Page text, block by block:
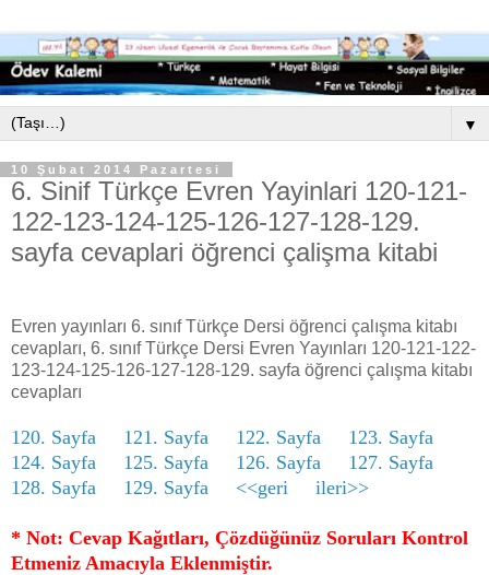
▼
10 Şubat 2014 Pazartesi
6. Sinif Türkçe Evren Yayinlari 120-121-
122-123-124-125-126-127-128-129.
sayfa cevaplari öğrenci çalişma kitabi
Evren yayınları 6. sınıf Türkçe Dersi öğrenci çalışma kitabı
cevapları, 6. sınıf Türkçe Dersi Evren Yayınları 120-121-122-
123-124-125-126-127-128-129. sayfa öğrenci çalışma kitabı
cevapları
120. Sayfa 121. Sayfa 122. Sayfa
123. Sayfa
124. Sayfa
125. Sayfa 126. Sayfa
127. Sayfa
128. Sayfa
129. Sayfa <<geri ileri>>
* Not: Cevap Kağıtları, Çözdüğünüz Soruları Kontrol
Etmeniz Amacıyla Eklenmiştir.